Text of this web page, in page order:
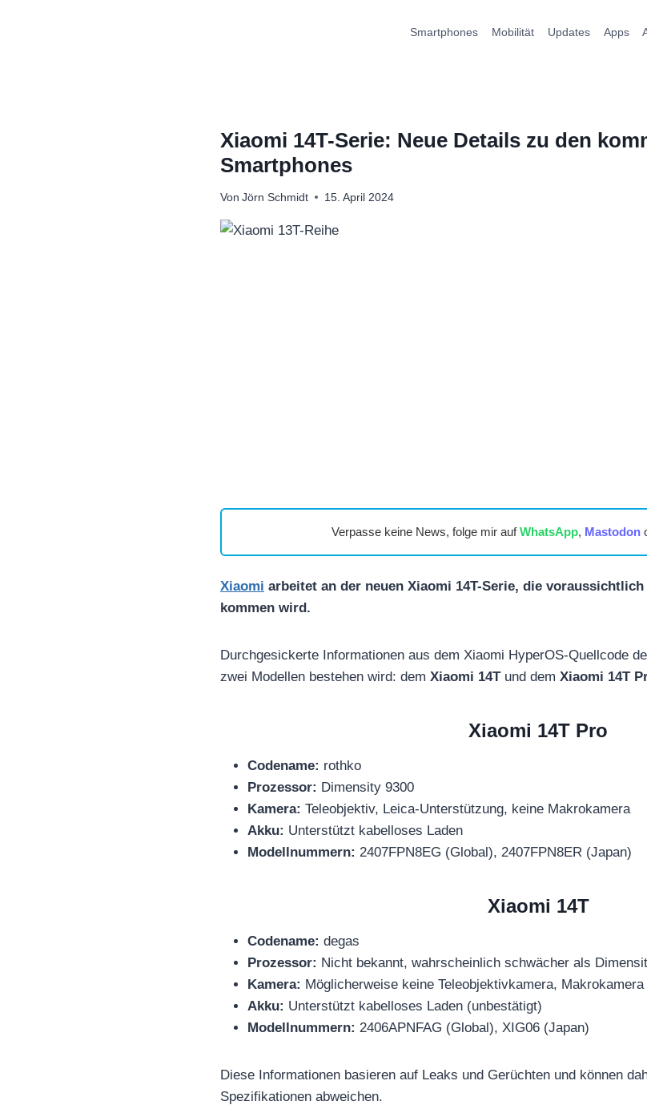
Smartphones Mobilität Updates Apps
Xiaomi 14T-Serie: Neue Details zu den
Smartphones
Von Jörn Schmidt 15. April 2024
Verpasse keine News, folge mir aufWhatsApp, Mastodon
Xiaomi arbeitet an der neuen Xiaomi 14T-Serie, die
kommen wird.
Durchgesickerte Informationen aus dem Xiaomi HyperOS-Quellcode
zwei Modellen bestehen wird: dem Xiaomi 14Tund dem Xiaomi 14T
Xiaomi 14T Pro
Codename: rothko
Prozessor: Dimensity 9300
Kamera: Teleobjektiv, Leica-Unterstützung, keine Makrokamera
Akku: Unterstützt kabelloses Laden
Modellnummern: 2407FPN8EG (Global), 2407FPN8ER (Japan)
Xiaomi 14T
Codename: degas
Prozessor: Nicht bekannt, wahrscheinlich schwächer als
Kamera: Möglicherweise keine Teleobjektivkamera,
Akku: Unterstützt kabelloses Laden (unbestätigt)
Modellnummern: 2406APNFAG (Global), XIG06 (Japan)
Diese Informationen basieren auf Leaks und Gerüchten und können
Spezifikationen abweichen.